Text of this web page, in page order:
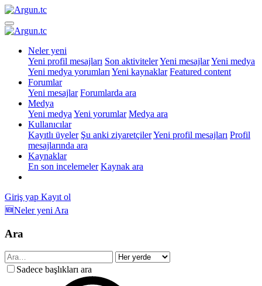
Neler yeni
Yeni profil mesajları Son aktivitelerYeni mesajlarYeni medya
Yeni medya yorumları Yeni kaynaklar Featured content
Forumlar
Yeni mesajlar Forumlarda ara
Medya
Yeni medya Yeni yorumlar Medya ara
Kullanıcılar
Kayıtlı üyeler Şu anki ziyaretçilerYeni profil mesajları Profil
mesajlarında ara
Kaynaklar
En son incelemeler Kaynak ara
Giriş yap Kayıt ol
🆕Neler yeni Ara
Ara
Sadece başlıkları ara